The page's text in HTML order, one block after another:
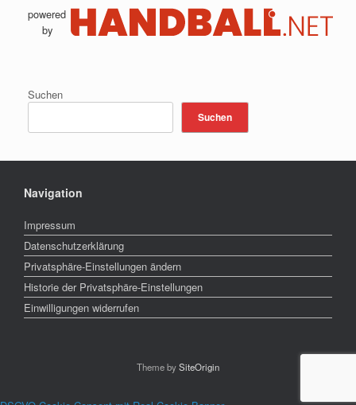
powered
by
Suchen
Suchen
Navigation
Impressum
Datenschutzerklärung
Privatsphäre-Einstellungen ändern
Historie der Privatsphäre-Einstellungen
Einwilligungen widerrufen
Theme bySiteOrigin